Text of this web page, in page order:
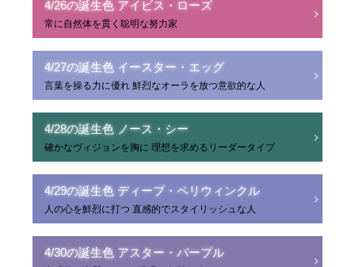
4/26の誕生色 アイビス・ローズ
常に自然体を貫く聡明な努力家
4/27の誕生色 イースター・エッグ
言葉を操る力に優れ 鮮烈なオーラを放つ意欲的な人
4/28の誕生色 ノース・シー
確かなヴィジョンを胸に 理想を求めるリーダータイプ
4/29の誕生色 ディープ・ペリウィンクル
人の心を鮮烈に打つ 直感的でスタイリッシュな人
4/30の誕生色 アスター・パープル